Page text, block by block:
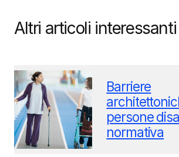
Altri articoli interessanti
Barriere
persone
normativa